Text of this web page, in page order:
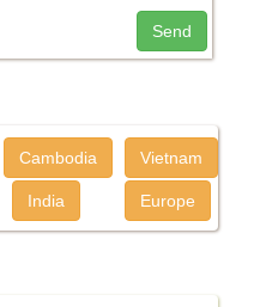
Send
Cambodia Vietnam
India Europe